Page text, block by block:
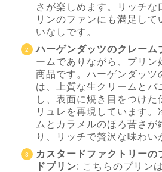
さが楽しめます。リッチ
リンのファンにも満足して
いなしです。
ハーゲンダッツのクレーム
ームでありながら、プリン
商品です。ハーゲンダッツ
は、上質な生クリームとバ
し、表面に焼き目をつけた
リュレを再現しています。
ムとカラメルのほろ苦さが
り、リッチで贅沢な味わい
カスタードファクトリーの
ドプリン: こちらのプリン